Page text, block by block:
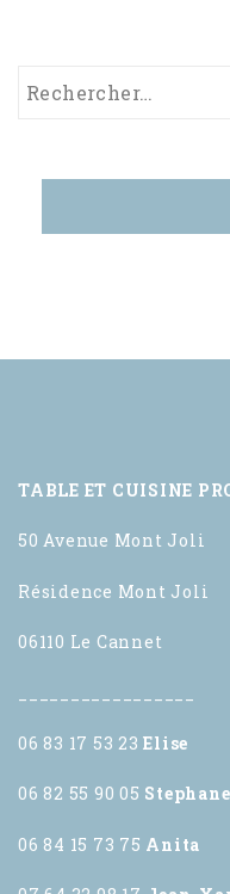
TABLE ET CUISINE
50 Avenue Mont Joli
Résidence Mont Joli
06110 Le Cannet
06 83 17 53 23Elise
06 82 55 90 05 Stephane
06 84 15 73 75 Anita